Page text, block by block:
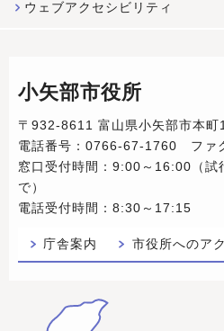
ウェブアクセシビリティ
小矢部市役所
〒932-8611 富山県小矢部市本町
電話番号：0766-67-1760 ファ
窓口受付時間：9:00～16:00（
で）
電話受付時間：8:30～17:15
庁舎案内 市役所へのア